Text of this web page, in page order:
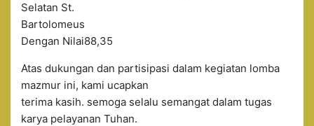
Selatan St.
Bartolomeus
Dengan Nilai88,35
Atas dukungan dan partisipasi dalam kegiatan lomba
mazmur ini, kami ucapkan
terima kasih. semoga selalu semangat dalam tugas
karya pelayanan Tuhan.